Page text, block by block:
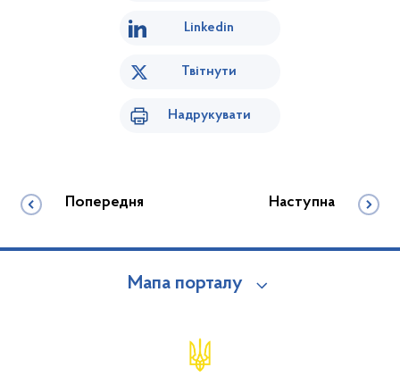
Linkedin
Твітнути
Надрукувати
Попередня Наступна
Мапа порталу